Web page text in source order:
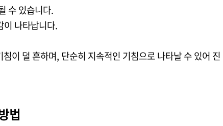
수 있습니다.
이 나타납니다.
이 덜 흔하며, 단순히 지속적인 기침으로 나타날 수 있어 진
법